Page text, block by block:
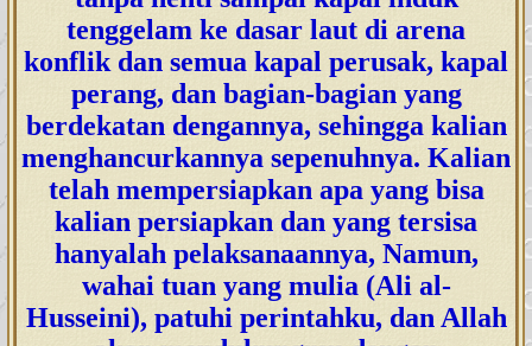
tenggelam ke dasar laut di arena
konflik dan semua kapal perusak, kapal
perang, dan bagian-bagian yang
berdekatan dengannya, sehingga kalian
menghancurkannya sepenuhnya. Kalian
telah mempersiapkan apa yang bisa
kalian persiapkan dan yang tersisa
hanyalah pelaksanaannya, Namun,
wahai tuan yang mulia (Ali al-
Husseini), patuhi perintahku, dan Allah